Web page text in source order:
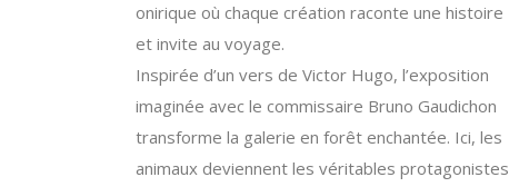
onirique où chaque création raconte une histoire
et invite au voyage.
Inspirée d’un vers de Victor Hugo, l’exposition
imaginée avec le commissaire Bruno Gaudichon
transforme la galerie en forêt enchantée. Ici, les
animaux deviennent les véritables protagonistes